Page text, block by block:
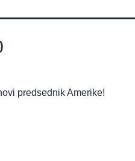
predsednik Amerike!